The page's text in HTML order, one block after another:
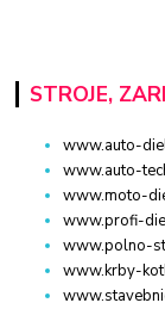
STROJE,
www.auto-
www.auto-
www.moto-
www.profi-
www.polno-
www.krby-